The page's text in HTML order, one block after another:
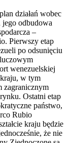
działań wobec
jego odbudowa
–
Pierwszy etap
po odsunięciu
wenezuelskiej
w tym
zagranicznym
Ostatni etap
państwo,
Rubio
kraju będzie
że nie